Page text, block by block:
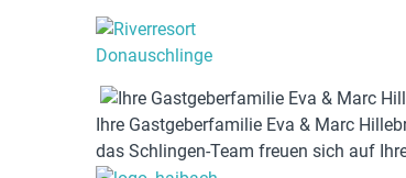
Ihre Gastgeberfamilie Eva & Marc
das Schlingen-Team freuen sich auf